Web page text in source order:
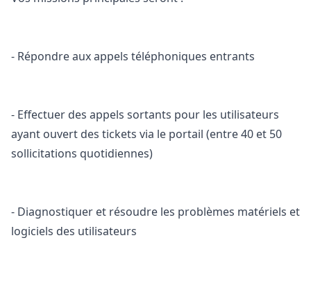
- Répondre aux appels téléphoniques entrants
- Effectuer des appels sortants pour les utilisateurs
ayant ouvert des tickets via le portail (entre 40 et 50
sollicitations quotidiennes)
- Diagnostiquer et résoudre les problèmes matériels et
logiciels des utilisateurs